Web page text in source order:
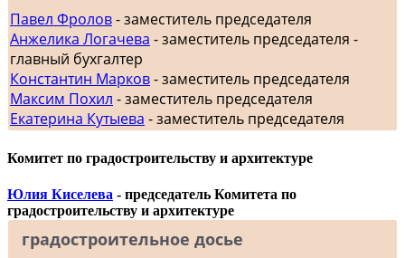
Павел Фролов- заместитель председателя
Анжелика Логачева - заместитель председателя -
главный бухгалтер
Константин Марков- заместитель председателя
Максим Похил - заместитель председателя
Екатерина Кутыева - заместитель председателя
Комитет по градостроительству и архитектуре
Юлия Киселева - председатель Комитета по
градостроительству и архитектуре
градостроительное досье